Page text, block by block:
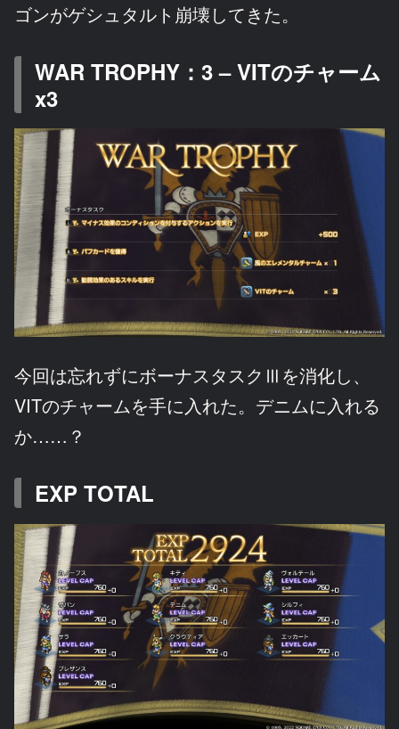
ゴンがゲシュタルト崩壊してきた。
WAR TROPHY：3 – VITのチャーム
x3
今回は忘れずにボーナスタスクⅢを消化し、
VITのチャームを手に入れた。デニムに入れる
か……？
EXP TOTAL